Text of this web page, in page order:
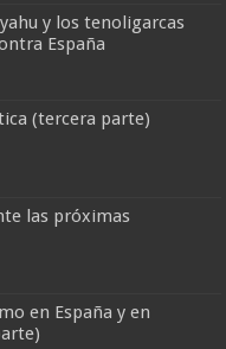
y los tenoligarcas
España
(tercera parte)
las próximas
en España y en